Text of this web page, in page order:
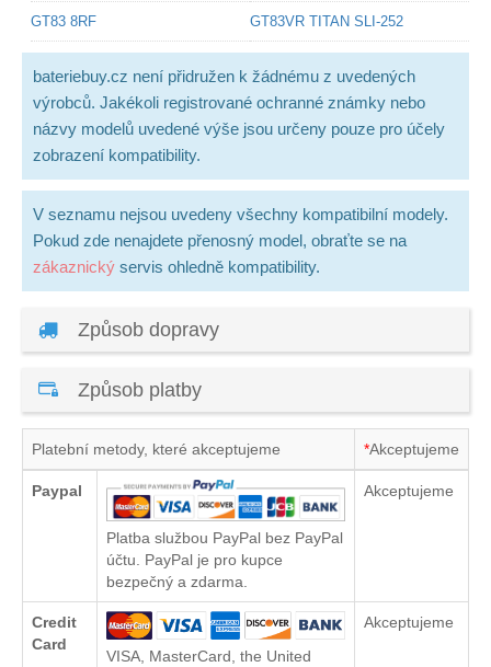
GT83 8RF GT83VR TITAN SLI-252
bateriebuy.cz není přidružen k žádnému z uvedených
výrobců. Jakékoli registrované ochranné známky nebo
názvy modelů uvedené výše jsou určeny pouze pro účely
zobrazení kompatibility.
V seznamu nejsou uvedeny všechny kompatibilní modely.
Pokud zde nenajdete přenosný model, obraťte se na
zákaznický servis ohledně kompatibility.
Způsob dopravy
Způsob platby
Platební metody, které akceptujeme *Akceptujeme
Paypal
Platba službou PayPal bez PayPal
účtu. PayPal je pro kupce
bezpečný a zdarma.
Akceptujeme
Credit
Card
VISA, MasterCard, the United
Akceptujeme